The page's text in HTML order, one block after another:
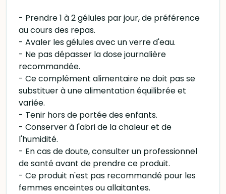
- Prendre 1 à 2 gélules par jour, de préférence
au cours des repas.
- Avaler les gélules avec un verre d'eau.
- Ne pas dépasser la dose journalière
recommandée.
- Ce complément alimentaire ne doit pas se
substituer à une alimentation équilibrée et
variée.
- Tenir hors de portée des enfants.
- Conserver à l'abri de la chaleur et de
l'humidité.
- En cas de doute, consulter un professionnel
de santé avant de prendre ce produit.
- Ce produit n'est pas recommandé pour les
femmes enceintes ou allaitantes.